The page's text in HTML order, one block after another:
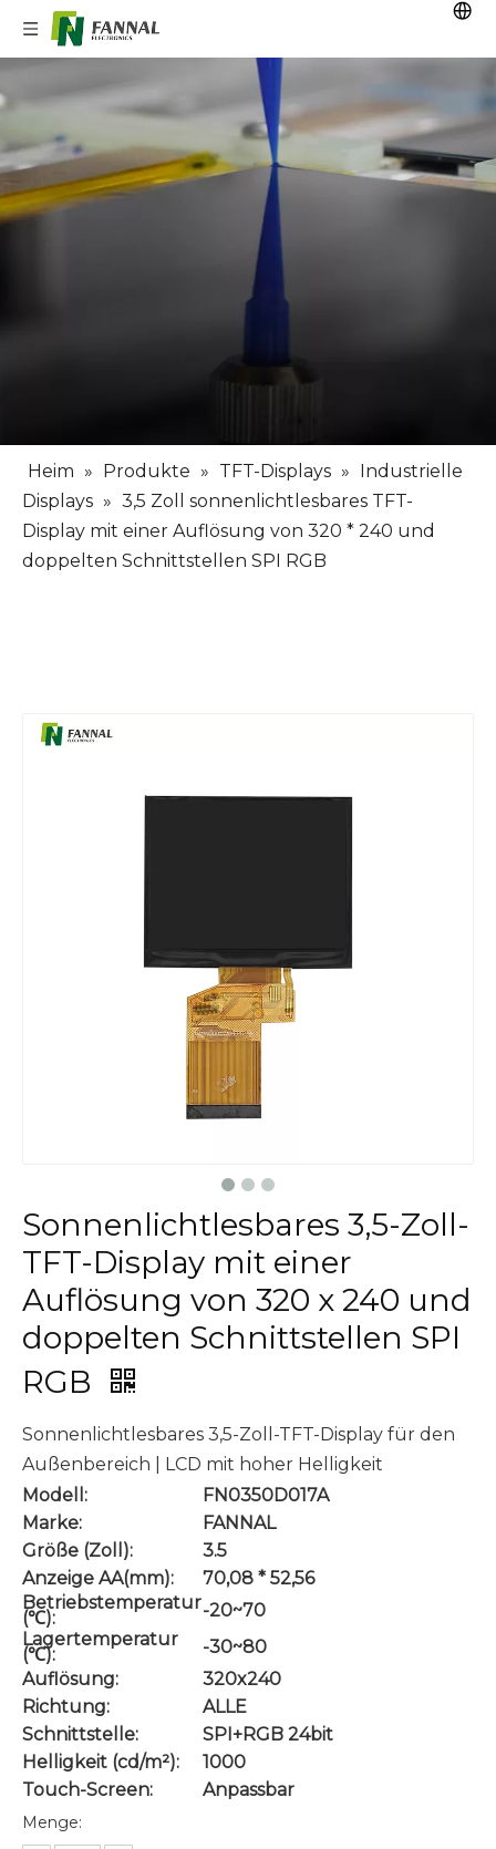
Heim » Produkte » TFT-Displays » Industrielle
Displays » 3,5 Zoll sonnenlichtlesbares TFT-
Display mit einer Auflösung von 320 * 240 und
doppelten Schnittstellen SPI RGB
Sonnenlichtlesbares 3,5-Zoll-
TFT-Display mit einer
Auflösung von 320 x 240 und
doppelten Schnittstellen SPI
RGB
Sonnenlichtlesbares 3,5-Zoll-TFT-Display für den
Außenbereich | LCD mit hoher Helligkeit
Modell:
FN0350D017A
Marke:
FANNAL
Größe (Zoll):
3.5
Anzeige AA(mm):
70,08 * 52,56
Betriebstemperatur
(℃):
-20~70
Lagertemperatur
(℃):
-30~80
Auflösung:
320x240
Richtung:
ALLE
Schnittstelle:
SPI+RGB 24bit
Helligkeit (cd/m²):
1000
Touch-Screen:
Anpassbar
Menge: